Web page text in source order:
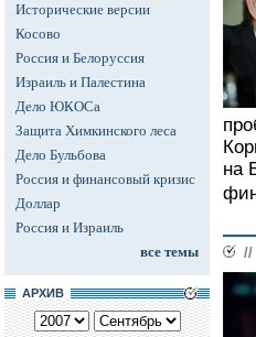
Исторические версии
Косово
Россия и Белоруссия
Израиль и Палестина
Дело ЮКОСа
Защита Химкинского леса
Дело Бульбова
Россия и финансовый кризис
Доллар
Россия и Израиль
все темы
АРХИВ
на
//